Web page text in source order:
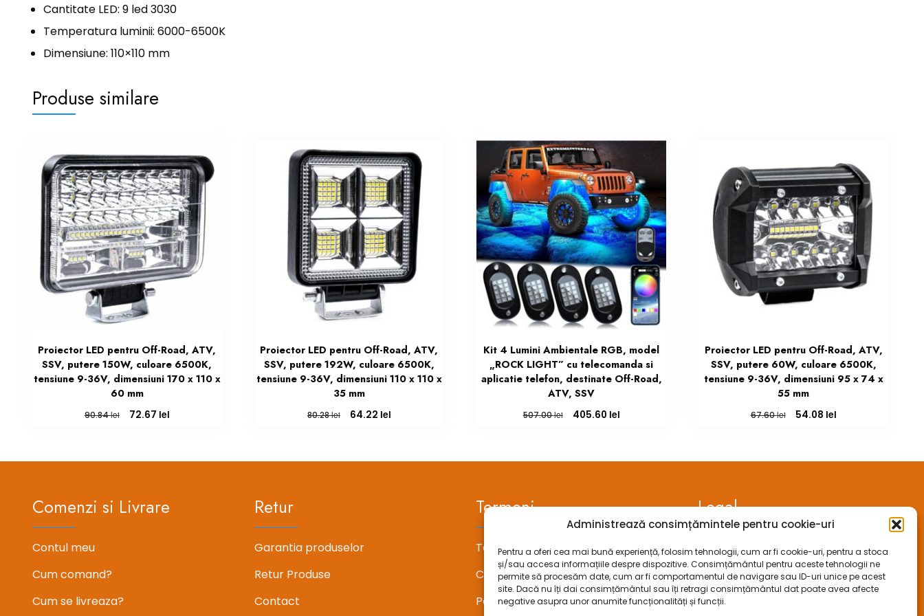
Administrează consimțămintele pentru cookie-uri
Pentru a oferi cea mai bună experiență, folosim tehnologii, cum ar fi cookie-uri, pentru a stoca
și/sau accesa informațiile despre dispozitive. Consimțământul pentru aceste tehnologii ne
permite să procesăm date, cum ar fi comportamentul de navigare sau ID-uri unice pe acest
site. Dacă nu îți dai consimțământul sau îți retragi consimțământul dat poate avea afecte
negative asupra unor anumite funcționalități și funcții.
Cantitate LED: 9 led 3030
Temperatura luminii: 6000-6500K
Dimensiune: 110×110 mm
Produse similare
Proiector LED pentru Off-Road, ATV,
SSV, putere 150W, culoare 6500K,
tensiune 9-36V, dimensiuni 170 x 110 x
60 mm
90.84lei
Prețul
72.67 leiPrețul
Proiector LED pentru Off-Road, ATV,
SSV, putere 192W, culoare 6500K,
tensiune 9-36V, dimensiuni 110 x 110 x
35 mm
80.28lei
Prețul
64.22 leiPrețul
Kit 4 Lumini Ambientale RGB, model
„ROCK LIGHT” cu telecomanda si
aplicatie telefon, destinate Off-Road,
ATV, SSV
507.00lei
Prețul
405.60 leiPrețul
Proiector LED pentru Off-Road, ATV,
SSV, putere 60W, culoare 6500K,
tensiune 9-36V, dimensiuni 95 x 74 x
55 mm
67.60lei
Prețul
54.08 leiPrețul
Comenzi si Livrare
Contul meu
Cum comand?
Cum se livreaza?
Retur
Garantia produselor
Retur Produse
Contact
Termeni
Termeni si conditii
Confidentialitate
Politica cookie-uri (UE)
Legal
ANPC
ECC
SOL